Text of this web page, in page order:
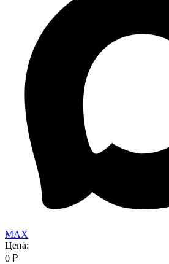
MAX
Цена:
0 ₽